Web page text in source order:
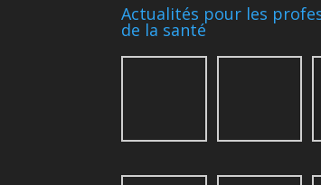
Actualités pour les
de la santé